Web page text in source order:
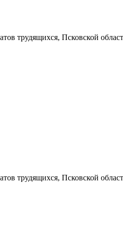
трудящихся, Псковской
трудящихся, Псковской